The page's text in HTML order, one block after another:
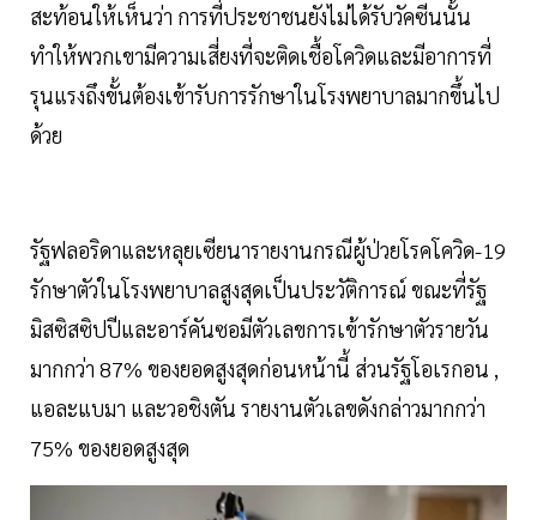
สะท้อนให้เห็นว่า การที่ประชาชนยังไม่ได้รับวัคซีนนั้น
ทำให้พวกเขามีความเสี่ยงที่จะติดเชื้อโควิดและมีอาการที่
รุนแรงถึงขั้นต้องเข้ารับการรักษาในโรงพยาบาลมากขึ้นไป
ด้วย
รัฐฟลอริดาและหลุยเซียนารายงานกรณีผู้ป่วยโรคโควิด-19
รักษาตัวในโรงพยาบาลสูงสุดเป็นประวัติการณ์ ขณะที่รัฐ
มิสซิสซิปปีและอาร์คันซอมีตัวเลขการเข้ารักษาตัวรายวัน
มากกว่า 87% ของยอดสูงสุดก่อนหน้านี้ ส่วนรัฐโอเรกอน ,
แอละแบมา และวอชิงตัน รายงานตัวเลขดังกล่าวมากกว่า
75% ของยอดสูงสุด